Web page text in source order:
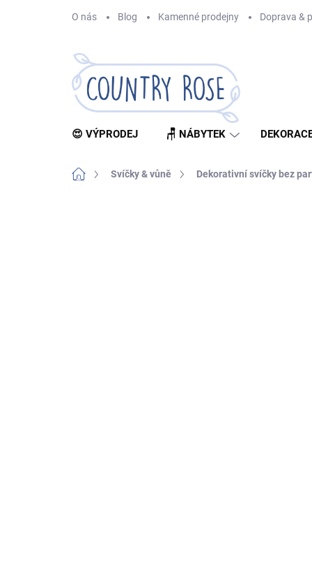
O nás Blog Kamenné prodejny Doprava &
😍 VÝPRODEJ 🪑 NÁBYTEK
Domů Svíčky & vůně Dekorativní svíčky bez